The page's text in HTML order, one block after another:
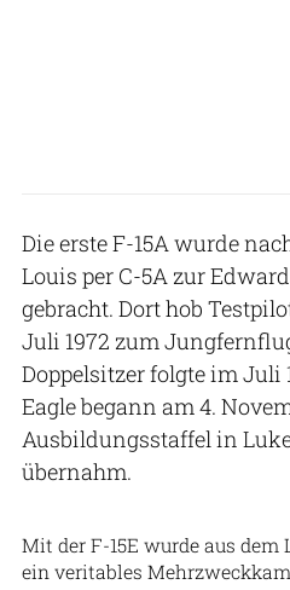
Die erste F-15A wurde
Louis per C-5A zur
gebracht. Dort hob
Juli 1972 zum
Doppelsitzer folgte im Juli
Eagle begann am 4.
Ausbildungsstaffel in
übernahm.
Mit der F-15E wurde aus
ein veritables